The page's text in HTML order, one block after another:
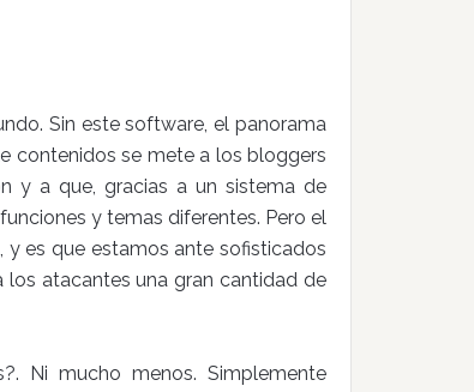
Sin este software, el panorama
contenidos se mete a los bloggers
y a que, gracias a un sistema de
y temas diferentes. Pero el
es que estamos ante sofisticados
atacantes una gran cantidad de
Ni mucho menos. Simplemente